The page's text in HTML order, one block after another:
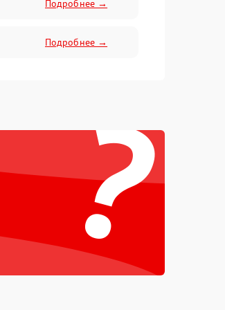
Подробнее →
Подробнее →
?